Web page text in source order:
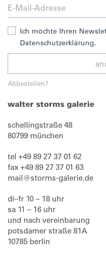
Ich möchte Ihren
Datenschutzerklärung.
Abbestellen?
walter storms galerie
schellingstraße 48
80799 münchen
tel +49 89 27 37 01 62
fax +49 89 27 37 01 63
mail@storms-galerie.de
di–fr 10 – 18 uhr
sa 11 – 16 uhr
und nach vereinbarung
potsdamer straße 81A
10785 berlin